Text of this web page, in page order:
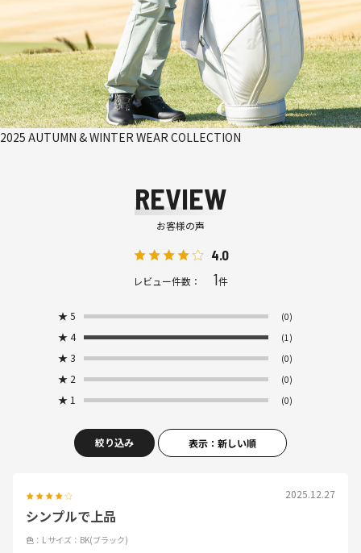
2025 AUTUMN & WINTER WEAR COLLECTION
REVIEW
お客様の声
4.0
レビュー件数： 1件
★ 5 (0)
★ 4 (1)
★ 3 (0)
★ 2 (0)
★ 1 (0)
絞り込み 表示：新しい順
2025.12.27
シンプルで上品
色：L サイズ：BK(ブラック)